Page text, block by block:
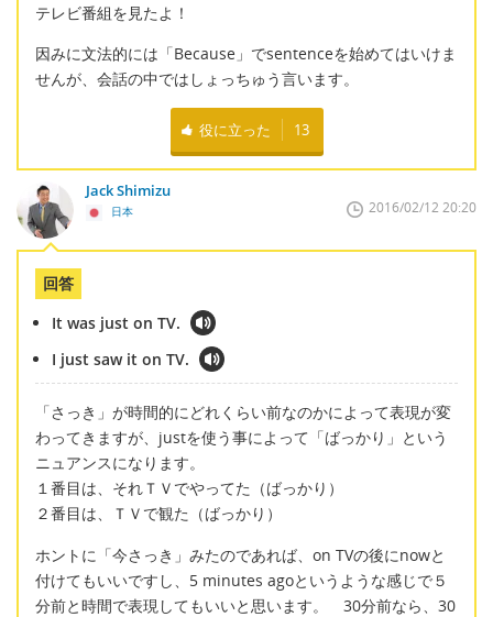
テレビ番組を見たよ！
因みに文法的には「Because」でsentenceを始めてはいけま
せんが、会話の中ではしょっちゅう言います。
役に立った 13
Jack Shimizu
日本 2016/02/12 20:20
回答
It was just on TV.
I just saw it on TV.
「さっき」が時間的にどれくらい前なのかによって表現が変
わってきますが、justを使う事によって「ばっかり」という
ニュアンスになります。
１番目は、それＴＶでやってた（ばっかり）
２番目は、ＴＶで観た（ばっかり）
ホントに「今さっき」みたのであれば、on TVの後にnowと
付けてもいいですし、5 minutes agoというような感じで５
分前と時間で表現してもいいと思います。 30分前なら、30